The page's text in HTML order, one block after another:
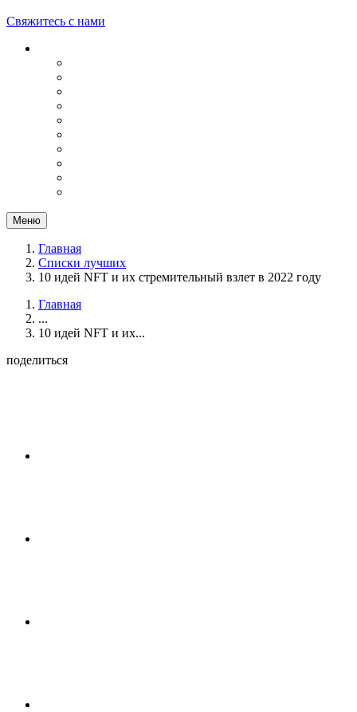
Свяжитесь с нами
Меню
Главная
Списки лучших
10 идей NFT и их стремительный взлет в 2022 году
Главная
...
10 идей NFT и их...
поделиться